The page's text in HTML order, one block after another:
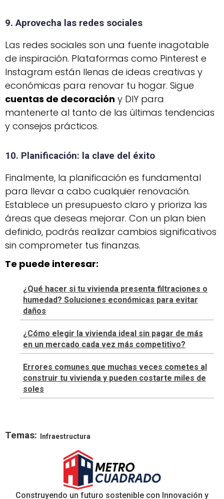
9. Aprovecha las redes sociales
Las redes sociales son una fuente inagotable
de inspiración. Plataformas como Pinterest e
Instagram están llenas de ideas creativas y
económicas para renovar tu hogar. Sigue
cuentas de decoración y DIY para
mantenerte al tanto de las últimas tendencias
y consejos prácticos.
10. Planificación: la clave del éxito
Finalmente, la planificación es fundamental
para llevar a cabo cualquier renovación.
Establece un presupuesto claro y prioriza las
áreas que deseas mejorar. Con un plan bien
definido, podrás realizar cambios significativos
sin comprometer tus finanzas.
Te puede interesar:
¿Qué hacer si tu vivienda presenta filtraciones o
humedad? Soluciones económicas para evitar
daños
¿Cómo elegir la vivienda ideal sin pagar de más
en un mercado cada vez más competitivo?
Errores comunes que muchas veces cometes al
construir tu vivienda y pueden costarte miles de
soles
Temas: Infraestructura
Construyendo un futuro sostenible con Innovación y